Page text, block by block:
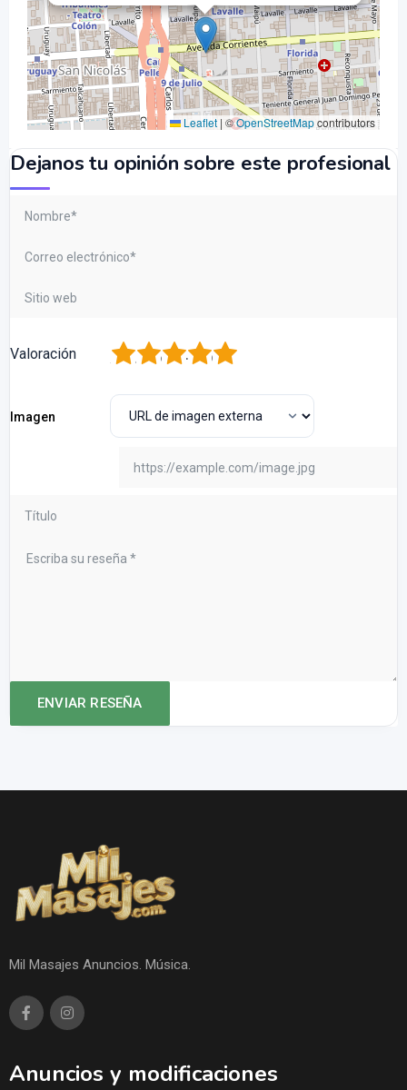
Leaflet | ©OpenStreetMapcontributors
Dejanos tu opinión sobre este profesional
Valoración 5
4
3
2
Imagen
Mil Masajes Anuncios. Música.
Anuncios y modificaciones